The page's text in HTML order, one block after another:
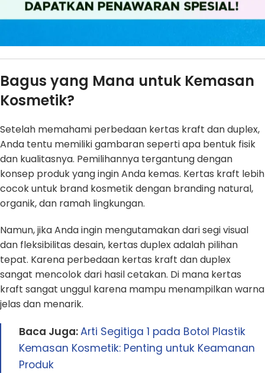
Bagus yang Mana untuk Kemasan
Kosmetik?
Setelah memahami perbedaan kertas kraft dan duplex,
Anda tentu memiliki gambaran seperti apa bentuk fisik
dan kualitasnya. Pemilihannya tergantung dengan
konsep produk yang ingin Anda kemas. Kertas kraft lebih
cocok untuk brand kosmetik dengan branding natural,
organik, dan ramah lingkungan.
Namun, jika Anda ingin mengutamakan dari segi visual
dan fleksibilitas desain, kertas duplex adalah pilihan
tepat. Karena perbedaan kertas kraft dan duplex
sangat mencolok dari hasil cetakan. Di mana kertas
kraft sangat unggul karena mampu menampilkan warna
jelas dan menarik.
Baca Juga:Arti Segitiga 1 pada Botol Plastik
Kemasan Kosmetik: Penting untuk Keamanan
Produk